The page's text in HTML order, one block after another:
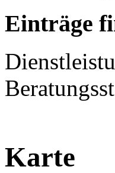
Einträge
Karte